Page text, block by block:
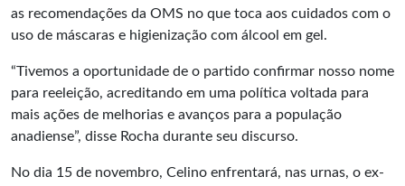
as recomendações da OMS no que toca aos cuidados com o
uso de máscaras e higienização com álcool em gel.
“Tivemos a oportunidade de o partido confirmar nosso nome
para reeleição, acreditando em uma política voltada para
mais ações de melhorias e avanços para a população
anadiense”, disse Rocha durante seu discurso.
No dia 15 de novembro, Celino enfrentará, nas urnas, o ex-